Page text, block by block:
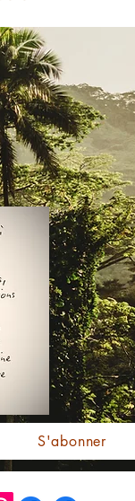
S'abonner